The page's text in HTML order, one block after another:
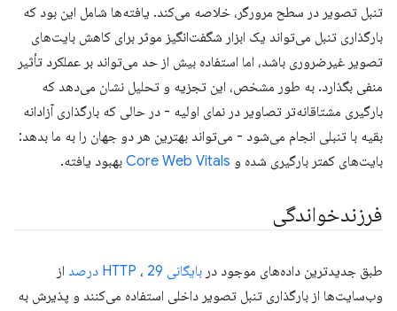
تنبل تصویر در سطح مرورگر، خلاصه می‌کند. یافته‌ها شامل این بود که
بارگذاری تنبل می‌تواند یک ابزار شگفت‌انگیز موثر برای کاهش بایت‌های
تصویر غیرضروری باشد، اما استفاده بیش از حد می‌تواند بر عملکرد تأثیر
منفی بگذارد. به طور مشخص، این تجزیه و تحلیل نشان می‌دهد که
بارگیری مشتاقانه‌تر تصاویر در نمای اولیه - در حالی که بارگذاری آزادانه
بقیه با تنبلی انجام می‌شود - می‌تواند بهترین هر دو جهان را به ما بدهد:
بایت‌های کمتر بارگیری شده و Core Web Vitals بهبود یافته.
فرزندخواندگی
طبق جدیدترین داده‌های موجود در بایگانی HTTP ، 29 درصد
از
وب‌سایت‌ها از بارگذاری تنبل تصویر داخلی استفاده می‌کنند و پذیرش به